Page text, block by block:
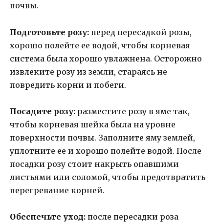
почвы.
Подготовьте розу: перед пересадкой розы,
хорошо полейте ее водой, чтобы корневая
система была хорошо увлажнена. Осторожно
извлеките розу из земли, стараясь не
повредить корни и побеги.
Посадите розу: разместите розу в яме так,
чтобы корневая шейка была на уровне
поверхности почвы. Заполните яму землей,
уплотните ее и хорошо полейте водой. После
посадки розу стоит накрыть опавшими
листьями или соломой, чтобы предотвратить
перегревание корней.
Обеспечьте уход: после пересадки роза